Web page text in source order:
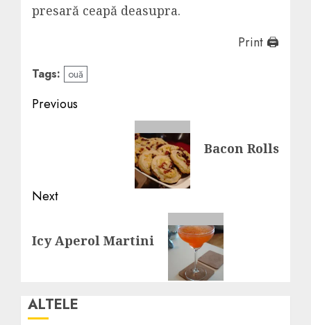
presară ceapă deasupra.
Print 🖨
Tags: ouă
Post
Previous
Bacon Rolls
Next
post:
Icy Aperol Martini
ALTELE